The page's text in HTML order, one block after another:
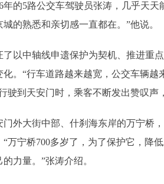
5路公交车驾驶员张涛，几乎天天
的熟悉和亲切感一直都在。”他说。
中轴线申遗保护为契机、推进重点
化。“行车道路越来越宽，公交车辆
驶到天安门时，乘客不断发出赞叹声
大街中部、什刹海东岸的万宁桥，
万宁桥700多岁了，为了保护它，降
力量。”张涛介绍。